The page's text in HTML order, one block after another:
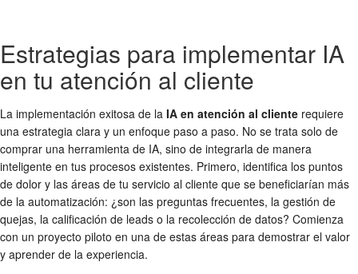
Estrategias para implementar IA
en tu atención al cliente
La implementación exitosa de la IA en atención al cliente requiere
una estrategia clara y un enfoque paso a paso. No se trata solo de
comprar una herramienta de IA, sino de integrarla de manera
inteligente en tus procesos existentes. Primero, identifica los puntos
de dolor y las áreas de tu servicio al cliente que se beneficiarían más
de la automatización: ¿son las preguntas frecuentes, la gestión de
quejas, la calificación de leads o la recolección de datos? Comienza
con un proyecto piloto en una de estas áreas para demostrar el valor
y aprender de la experiencia.